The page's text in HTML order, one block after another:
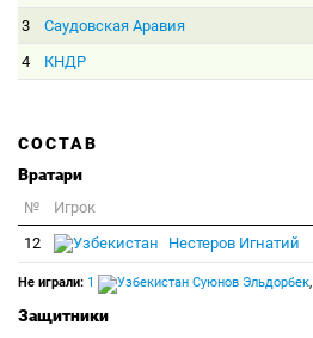
3
Саудовская Аравия
4
КНДР
СОСТАВ
Вратари
№ Игрок
12
Нестеров Игнатий
Не играли: 1 Суюнов Эльдорбек,
Защитники